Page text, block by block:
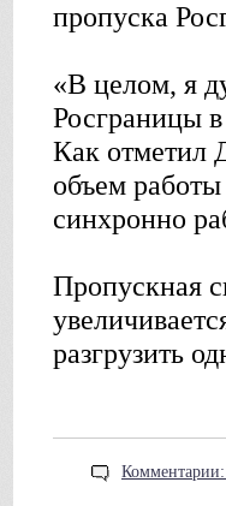
пропуска
«В целом, я
Росграницы в
Как отметил
объем
синхронно
Пропускная
разгрузить
Комментарии: